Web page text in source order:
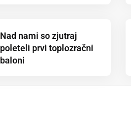
Nad nami so zjutraj
poleteli prvi toplozračni
baloni